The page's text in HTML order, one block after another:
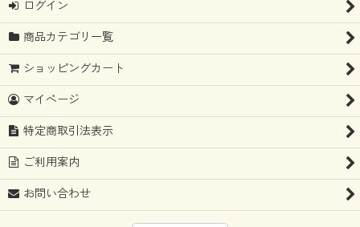
ログイン
商品カテゴリ一覧
ショッピングカート
マイページ
特定商取引法表示
ご利用案内
お問い合わせ